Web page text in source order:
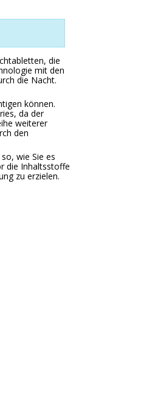
die
mit den
die Nacht.
können.
da der
weiterer
den
wie Sie es
die Inhaltsstoffe
zu erzielen.